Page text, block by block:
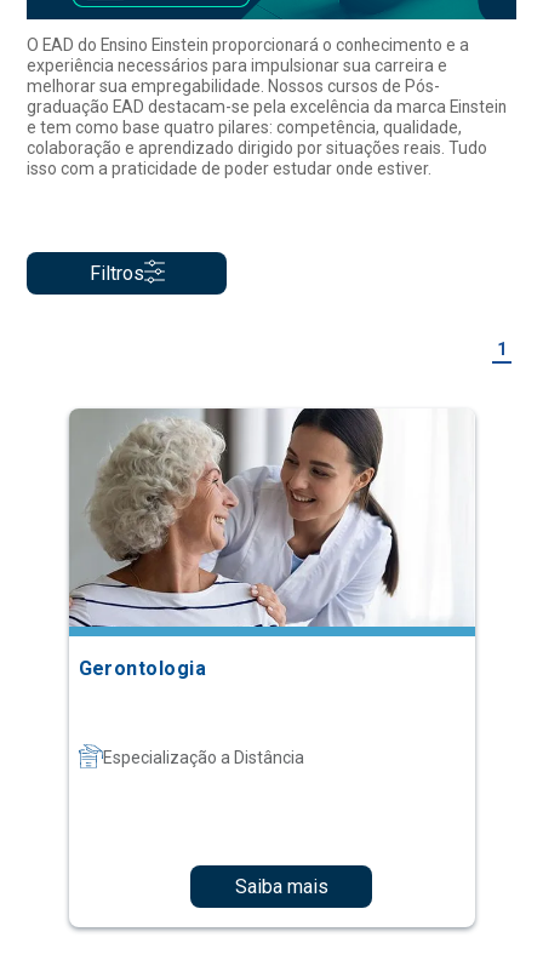
O EAD do Ensino Einstein proporcionará o conhecimento e a
experiência necessários para impulsionar sua carreira e
melhorar sua empregabilidade. Nossos cursos de Pós-
graduação EAD destacam-se pela excelência da marca Einstein
e tem como base quatro pilares: competência, qualidade,
colaboração e aprendizado dirigido por situações reais. Tudo
isso com a praticidade de poder estudar onde estiver.
Filtros
1
Gerontologia
Especialização a Distância
Saiba mais